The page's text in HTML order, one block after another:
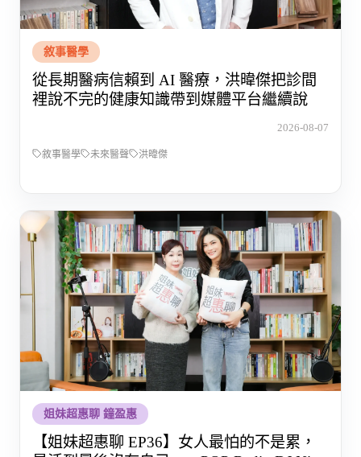
敘事醫學
從長期醫病信賴到 AI 醫療，洪暐傑把診間
裡說不完的健康知識帶到媒體平台繼續說
2026-08-07
敘事醫學 未來醫聲 洪暐傑
姐妹超惠聊 鐘盈惠
【姐妹超惠聊 EP36】女人最怕的不是累，